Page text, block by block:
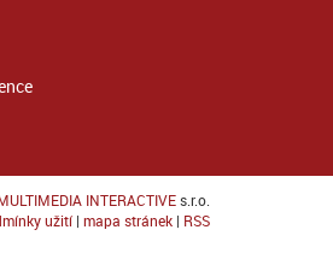
INTERACTIVEs.r.o.
užití | mapa stránek | RSS